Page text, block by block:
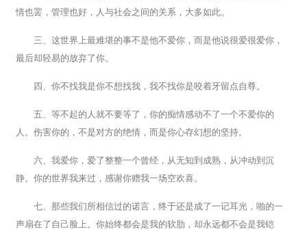
情也罢，管理也好，人与社会之间的关系，大多如此。
三、这世界上最难堪的事不是他不爱你，而是他说很爱很爱你，
最后却轻易的放弃了你。
四、你不找我是你不想找我，我不找你是咬着牙留点自尊。
五、等不起的人就不要等了，你的痴情感动不了一个不爱你的
人。伤害你的，不是对方的绝情，而是你心存幻想的坚持。
六、我爱你，爱了整整一个曾经，从无知到成熟，从冲动到沉
静。你的世界我来过，感谢你赠我一场空欢喜。
七、那些我们所相信过的诺言，终于还是成了一记耳光，啪的一
声扇在了自己脸上。你始终都会是我的软肋，却永远都不会是我铠